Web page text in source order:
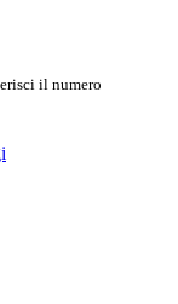
il numero